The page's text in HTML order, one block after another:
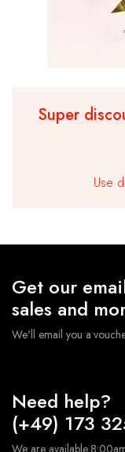
Ballongirlande
★ Hochwertige
Dekorationen usw.
Super
Use
Get our
sales and
We'll email you a
Need help?
(+49) 173